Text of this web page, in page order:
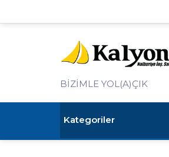
BİZİMLE YOL(A)ÇIK
Kategoriler